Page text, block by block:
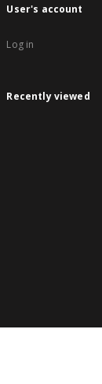
User's account
Log in
Recently viewed